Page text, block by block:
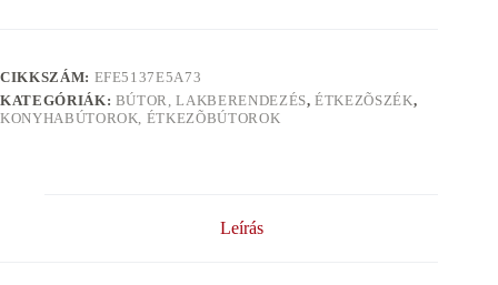
CIKKSZÁM: EFE5137E5A73
KATEGÓRIÁK: BÚTOR, LAKBERENDEZÉS,ÉTKEZÕSZÉK,
KONYHABÚTOROK, ÉTKEZÕBÚTOROK
Leírás